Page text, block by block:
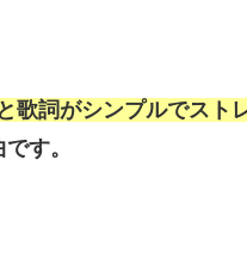
歌詞がシンプルでスト
す。